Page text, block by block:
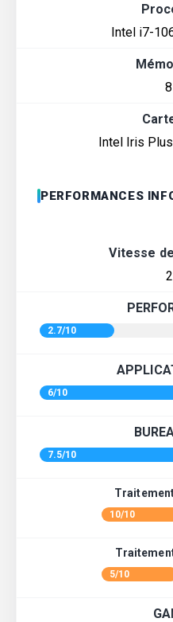
Intel i7-
Intel Iris
PERFORMANCES
Vitesse
2.7/10
6/10
7.5/10
10/10
5/10